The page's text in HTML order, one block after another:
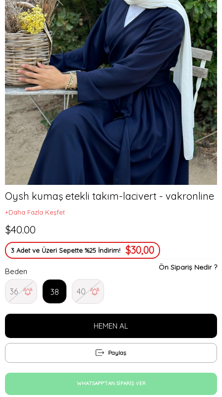
Oysh kumaş etekli takım-lacivert - vakronline
+Daha Fazla Keşfet
$40.00
3 Adet ve Üzeri Sepette %25 İndirim! $30,00
Ön Sipariş Nedir ?
Beden
36 38 40
Paylaş
WHATSAPP'TAN SIPARIŞ VER